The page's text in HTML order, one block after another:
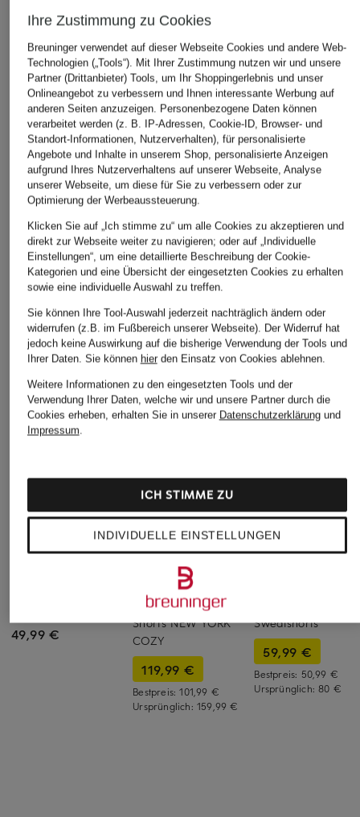
ÄHNLICHE ARTIKEL ENTDECKEN
49,99 €
+Aktionsrabatt
MASON'S
Shorts NEW YORK
COZY
119,99 €
Bestpreis:101,99 €
Ursprünglich: 159,99 €
Sweatshorts
59,99 €
Bestpreis: 50,99 €
Ursprünglich:80 €
Ihre Zustimmung zu Cookies
Breuninger verwendet auf dieser Webseite Cookies und andere Web-
Technologien („Tools“). Mit Ihrer Zustimmung nutzen wir und unsere
Partner (Drittanbieter) Tools, um Ihr Shoppingerlebnis und unser
Onlineangebot zu verbessern und Ihnen interessante Werbung auf
anderen Seiten anzuzeigen. Personenbezogene Daten können
verarbeitet werden (z. B. IP-Adressen, Cookie-ID, Browser- und
Standort-Informationen, Nutzerverhalten), für personalisierte
Angebote und Inhalte in unserem Shop, personalisierte Anzeigen
aufgrund Ihres Nutzerverhaltens auf unserer Webseite, Analyse
unserer Webseite, um diese für Sie zu verbessern oder zur
Optimierung der Werbeaussteuerung.
Klicken Sie auf „Ich stimme zu“ um alle Cookies zu akzeptieren und
direkt zur Webseite weiter zu navigieren; oder auf „Individuelle
Einstellungen“, um eine detaillierte Beschreibung der Cookie-
Kategorien und eine Übersicht der eingesetzten Cookies zu erhalten
sowie eine individuelle Auswahl zu treffen.
Sie können Ihre Tool-Auswahl jederzeit nachträglich ändern oder
widerrufen (z.B. im Fußbereich unserer Webseite). Der Widerruf hat
jedoch keine Auswirkung auf die bisherige Verwendung der Tools und
Ihrer Daten. Sie können hierden Einsatz von Cookies ablehnen.
Weitere Informationen zu den eingesetzten Tools und der
Verwendung Ihrer Daten, welche wir und unsere Partner durch die
Cookies erheben, erhalten Sie in unserer Datenschutzerklärungund
Impressum.
INDIVIDUELLE EINSTELLUNGEN
ICH STIMME ZU